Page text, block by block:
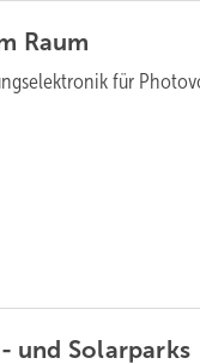
Raum
für
und Solarparks